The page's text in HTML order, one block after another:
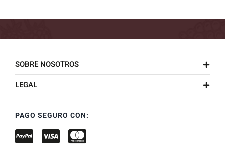
SOBRE NOSOTROS
LEGAL
PAGO SEGURO CON: